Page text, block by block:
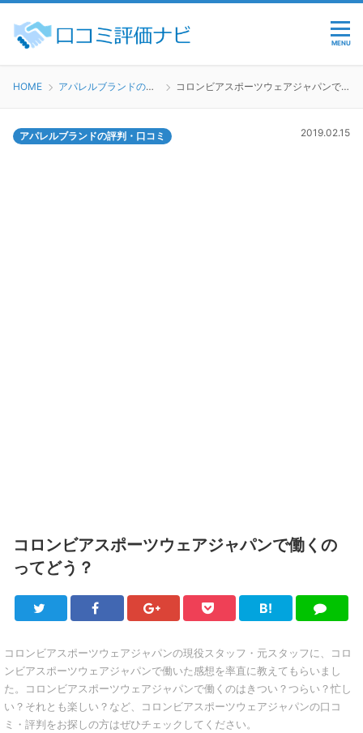
MENU
HOME アパレルブランドの評判・口コミ コロンビアスポーツウェアジャパンで働くのってどう？
アパレルブランドの評判・口コミ 2019.02.15
コロンビアスポーツウェアジャパンで働くの
ってどう？
Twitter FacebookGoogle+Pocket
B!
は
ブ
LINE
コロンビアスポーツウェアジャパンの現役スタッフ・元スタッフに、コロ
ンビアスポーツウェアジャパンで働いた感想を率直に教えてもらいまし
た。コロンビアスポーツウェアジャパンで働くのはきつい？つらい？忙し
い？それとも楽しい？など、コロンビアスポーツウェアジャパンの口コ
ミ・評判をお探しの方はぜひチェックしてください。